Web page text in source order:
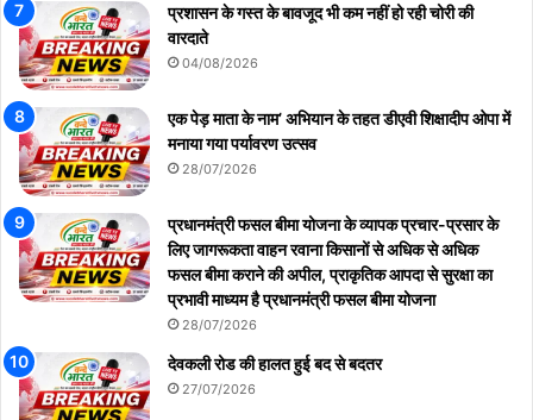
प्रशासन के गस्त के बावजूद भी कम नहीं हो रही चोरी की
वारदाते
04/08/2026
एक पेड़ माता के नाम’ अभियान के तहत डीएवी शिक्षादीप ओपा में
मनाया गया पर्यावरण उत्सव
28/07/2026
प्रधानमंत्री फसल बीमा योजना के व्यापक प्रचार-प्रसार के
लिए जागरूकता वाहन रवाना किसानों से अधिक से अधिक
फसल बीमा कराने की अपील, प्राकृतिक आपदा से सुरक्षा का
प्रभावी माध्यम है प्रधानमंत्री फसल बीमा योजना
28/07/2026
देवकली रोड की हालत हुई बद से बदतर
27/07/2026